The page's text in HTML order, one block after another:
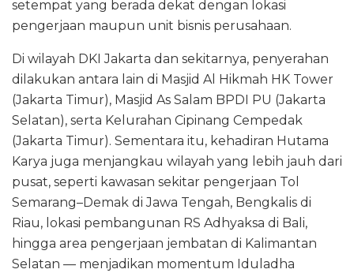
setempat yang berada dekat dengan lokasi
pengerjaan maupun unit bisnis perusahaan.
Di wilayah DKI Jakarta dan sekitarnya, penyerahan
dilakukan antara lain di Masjid Al Hikmah HK Tower
(Jakarta Timur), Masjid As Salam BPDI PU (Jakarta
Selatan), serta Kelurahan Cipinang Cempedak
(Jakarta Timur). Sementara itu, kehadiran Hutama
Karya juga menjangkau wilayah yang lebih jauh dari
pusat, seperti kawasan sekitar pengerjaan Tol
Semarang–Demak di Jawa Tengah, Bengkalis di
Riau, lokasi pembangunan RS Adhyaksa di Bali,
hingga area pengerjaan jembatan di Kalimantan
Selatan — menjadikan momentum Iduladha